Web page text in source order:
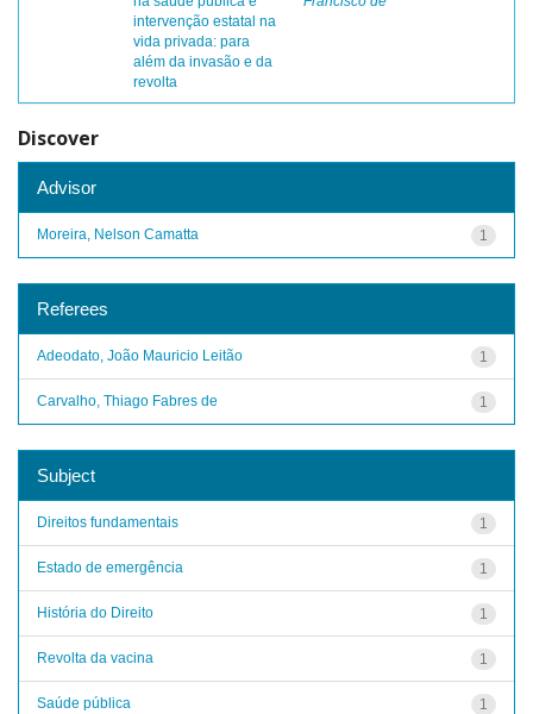
intervenção estatal na
vida privada: para
além da invasão e da
revolta
Discover
Advisor
1
Moreira, Nelson Camatta
Referees
1
Adeodato, João Mauricio Leitão
1
Carvalho, Thiago Fabres de
Subject
1
Direitos fundamentais
1
Estado de emergência
1
História do Direito
1
Revolta da vacina
1
Saúde pública